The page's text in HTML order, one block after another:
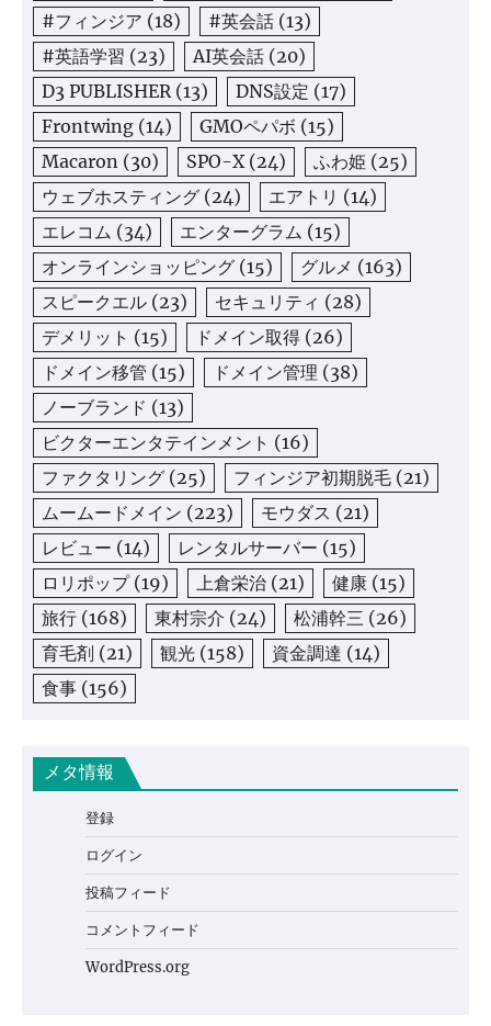
#フィンジア (18) #英会話 (13)
#英語学習 (23) AI英会話 (20)
D3 PUBLISHER(13) DNS設定 (17)
Frontwing (14) GMOペパボ (15)
Macaron (30) SPO-X(24) ふわ姫 (25)
ウェブホスティング (24) エアトリ (14)
エレコム (34) エンターグラム (15)
オンラインショッピング (15) グルメ (163)
スピークエル (23) セキュリティ (28)
デメリット (15) ドメイン取得 (26)
ドメイン移管 (15) ドメイン管理 (38)
ノーブランド (13)
ビクターエンタテインメント (16)
ファクタリング (25) フィンジア初期脱毛 (21)
ムームードメイン (223) モウダス (21)
レビュー (14) レンタルサーバー (15)
ロリポップ(19) 上倉栄治 (21) 健康 (15)
旅行 (168) 東村宗介 (24) 松浦幹三 (26)
育毛剤 (21) 観光 (158) 資金調達 (14)
食事 (156)
メタ情報
登録
ログイン
投稿フィード
コメントフィード
WordPress.org